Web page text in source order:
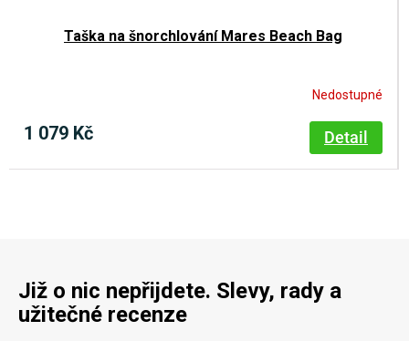
Taška na šnorchlování Mares Beach Bag
Nedostupné
1 079 Kč Detail
Již o nic nepřijdete. Slevy, rady a
užitečné recenze